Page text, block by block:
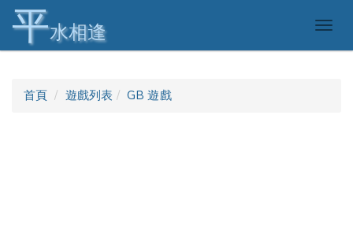
平水相逢
首頁 遊戲列表 GB 遊戲